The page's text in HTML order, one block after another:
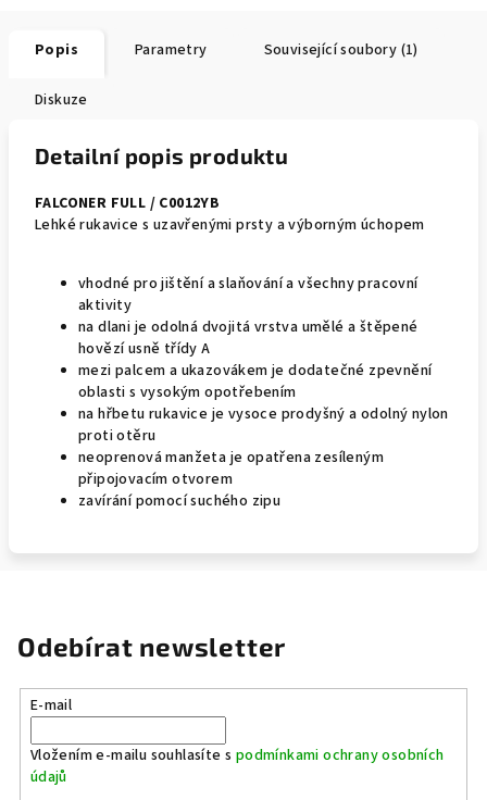
Popis Parametry Související soubory (1)
Diskuze
Detailní popis produktu
FALCONER FULL / C0012YB
Lehké rukavice s uzavřenými prsty a výborným úchopem
vhodné pro jištění a slaňování a všechny pracovní
aktivity
na dlani je odolná dvojitá vrstva umělé a štěpené
hovězí usně třídy A
mezi palcem a ukazovákem je dodatečné zpevnění
oblasti s vysokým opotřebením
na hřbetu rukavice je vysoce prodyšný a odolný nylon
proti otěru
neoprenová manžeta je opatřena zesíleným
připojovacím otvorem
zavírání pomocí suchého zipu
Odebírat newsletter
E-mail
Vložením e-mailu souhlasíte s podmínkami ochrany osobních
údajů